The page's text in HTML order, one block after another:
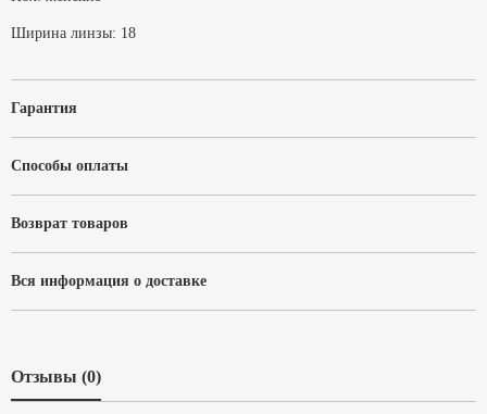
Ширина линзы: 18
Гарантия
Способы оплаты
Возврат товаров
Вся информация о доставке
Отзывы (0)